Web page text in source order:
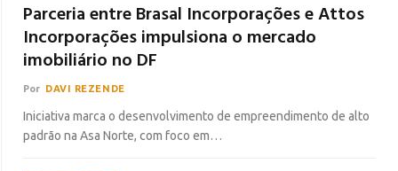
Parceria entre Brasal Incorporações e Attos
Incorporações impulsiona o mercado
imobiliário no DF
Por DAVI REZENDE
Iniciativa marca o desenvolvimento de empreendimento de alto
padrão na Asa Norte, com foco em…